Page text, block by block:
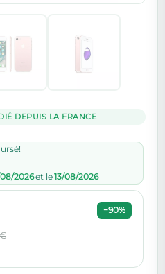
DEPUIS LA FRANCE
08/2026et le13/08/2026
−90%